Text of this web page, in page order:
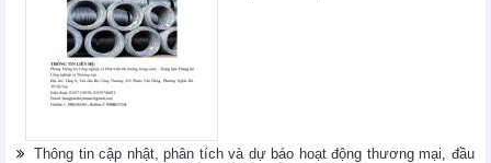
Thông tin cập nhật, phân tích và dự báo hoạt động thương mại, đầu